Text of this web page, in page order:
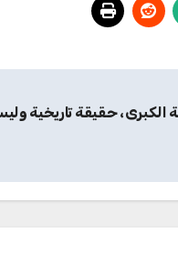
الكبرى، حقيقة تاريخية